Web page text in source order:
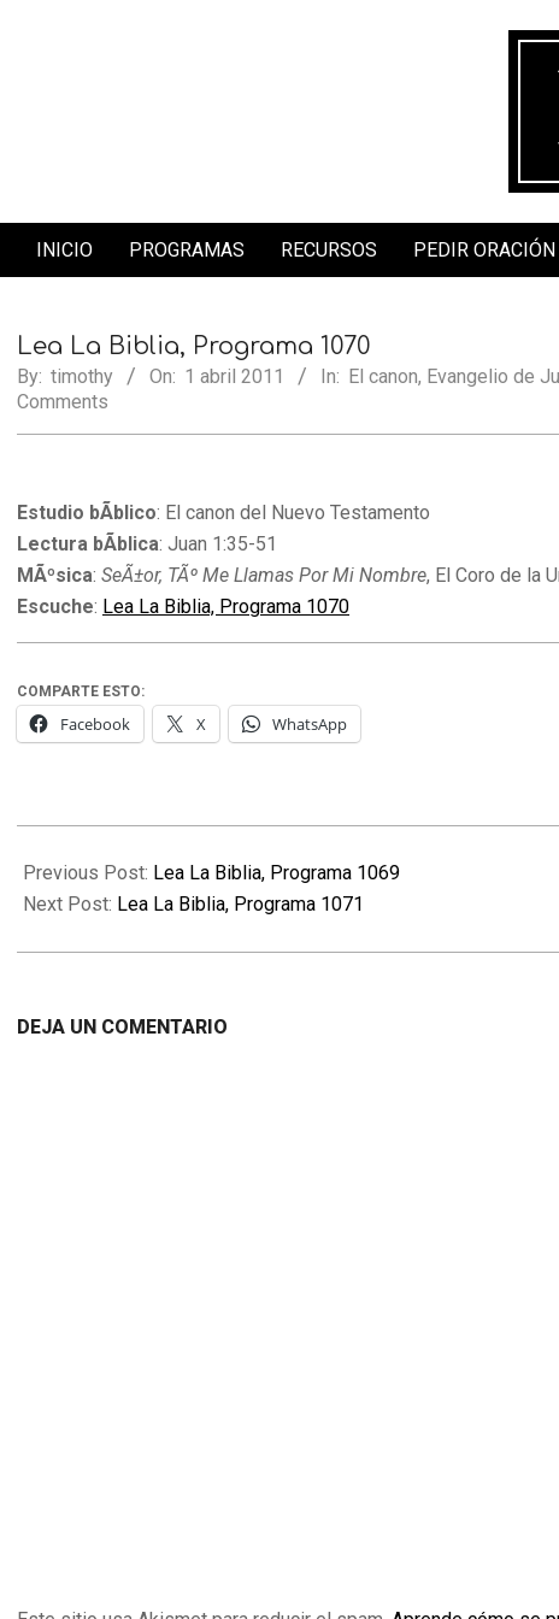
Secondary
INICIO PROGRAMAS RECURSOS PEDIR ORACIÓN
Lea La Biblia, Programa 1070
By: timothy On: 1 abril 2011 In: El canon, Evangelio de
Comments
Estudio bÃ­blico: El canon del Nuevo Testamento
Lectura bÃ­blica: Juan 1:35-51
MÃºsica: SeÃ±or, TÃº Me Llamas Por Mi Nombre, El Coro de la
Escuche: Lea La Biblia, Programa 1070
COMPARTE ESTO:
Facebook X WhatsApp
04-
01
Previous Post: Lea La Biblia, Programa 1069
Next Post: Lea La Biblia, Programa 1071
DEJA UN COMENTARIO